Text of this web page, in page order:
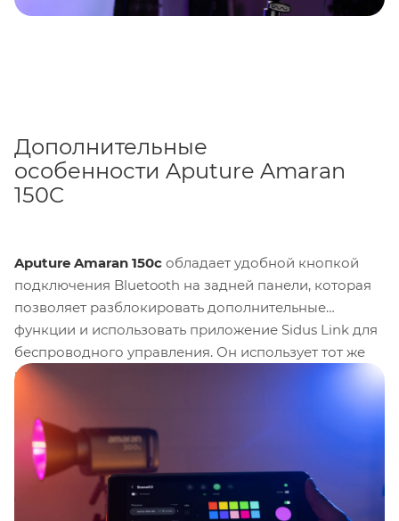
Дополнительные
особенности Aputure Amaran
150C
Aputure Amaran 150c обладает удобной кнопкой
подключения Bluetooth на задней панели, которая
позволяет разблокировать дополнительные
функции и использовать приложение Sidus Link для
беспроводного управления. Он использует тот же
источник питания, что и лампы amaran 100 и 200
переменного тока, так и от аккумуляторной
электростанции Aputure. Фонарь 150c предлагает
гибкость в различных условиях съемки, будь то
студийная работа или мобильная установка. Кроме
того, он поставляется с экологически чистым